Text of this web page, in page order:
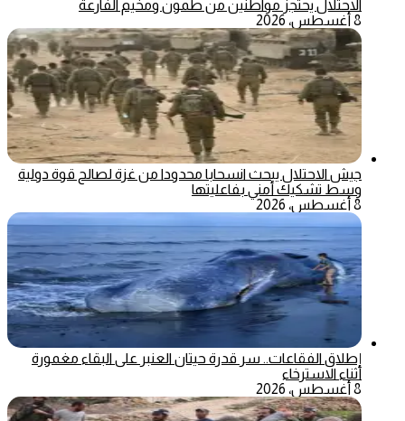
الاحتلال يحتجز مواطنين من طمون ومخيم الفارعة
8 أغسطس، 2026
جيش الاحتلال يبحث انسحابا محدودا من غزة لصالح قوة دولية
وسط تشكيك أمني بفاعليتها
8 أغسطس، 2026
إطلاق الفقاعات.. سر قدرة حيتان العنبر على البقاء مغمورة
أثناء الاسترخاء
8 أغسطس، 2026